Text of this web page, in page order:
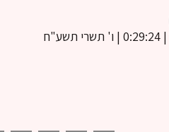
| 0:29:24 | ו' תשרי תשע"ח